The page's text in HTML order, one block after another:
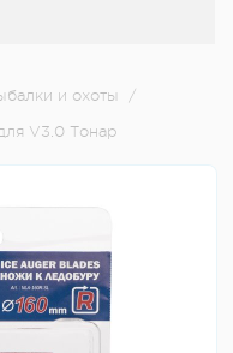
и охоты
/
V3.0 Тонар